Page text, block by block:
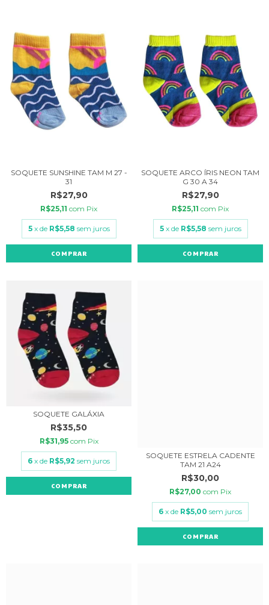
SOQUETE SUNSHINE TAM M 27 -
31
R$27,90
R$25,11 com Pix
5 x de R$5,58 sem juros
COMPRAR
SOQUETE ARCO ÍRIS NEON TAM
G 30 A 34
R$27,90
R$25,11 com Pix
5 x de R$5,58 sem juros
COMPRAR
SOQUETE GALÁXIA
R$35,50
R$31,95 com Pix
6 x de R$5,92 sem juros
COMPRAR
SOQUETE ESTRELA CADENTE
TAM 21 A24
R$30,00
R$27,00 com Pix
6 x de R$5,00 sem juros
COMPRAR